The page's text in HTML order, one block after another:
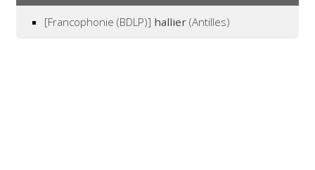
[Francophonie (BDLP)] hallier (Antilles)